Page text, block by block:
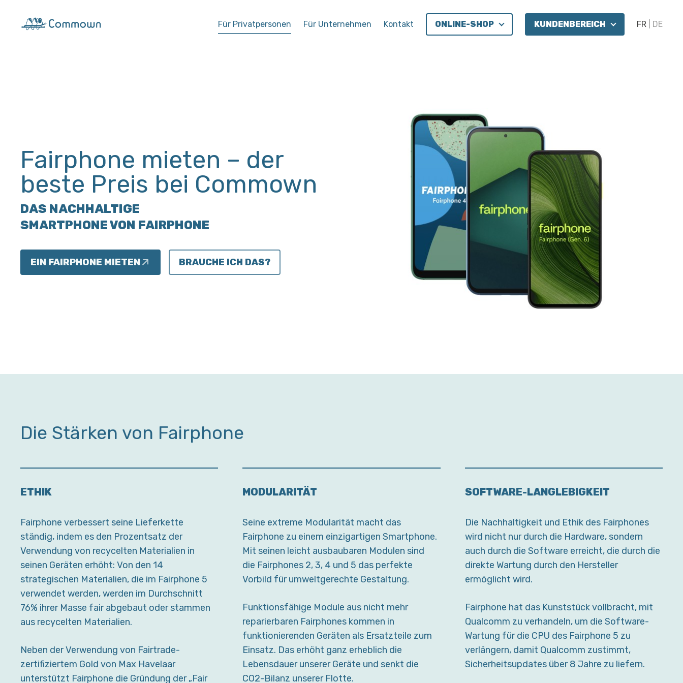
Für Privatpersonen Für Unternehmen Kontakt ONLINE-SHOP KUNDENBEREICH FR DE
Fairphone mieten – der
beste Preis bei Commown
DAS NACHHALTIGE
SMARTPHONE VON FAIRPHONE
EIN FAIRPHONE MIETEN BRAUCHE ICH DAS?
Die Stärken von Fairphone
ETHIK
Fairphone verbessert seine Lieferkette
ständig, indem es den Prozentsatz der
Verwendung von recycelten Materialien in
seinen Geräten erhöht: Von den 14
strategischen Materialien, die im Fairphone 5
verwendet werden, werden im Durchschnitt
76% ihrer Masse fair abgebaut oder stammen
aus recycelten Materialien.
Neben der Verwendung von Fairtrade-
zertifiziertem Gold von Max Havelaar
unterstützt Fairphone die Gründung der „Fair
MODULARITÄT
Seine extreme Modularität macht das
Fairphone zu einem einzigartigen Smartphone.
Mit seinen leicht ausbaubaren Modulen sind
die Fairphones 2, 3, 4 und 5 das perfekte
Vorbild für umweltgerechte Gestaltung.
Funktionsfähige Module aus nicht mehr
reparierbaren Fairphones kommen in
funktionierenden Geräten als Ersatzteile zum
Einsatz. Das erhöht ganz erheblich die
Lebensdauer unserer Geräte und senkt die
CO2-Bilanz unserer Flotte.
SOFTWARE-LANGLEBIGKEIT
Die Nachhaltigkeit und Ethik des Fairphones
wird nicht nur durch die Hardware, sondern
auch durch die Software erreicht, die durch die
direkte Wartung durch den Hersteller
ermöglicht wird.
Fairphone hat das Kunststück vollbracht, mit
Qualcomm zu verhandeln, um die Software-
Wartung für die CPU des Fairphone 5 zu
verlängern, damit Qualcomm zustimmt,
Sicherheitsupdates über 8 Jahre zu liefern.